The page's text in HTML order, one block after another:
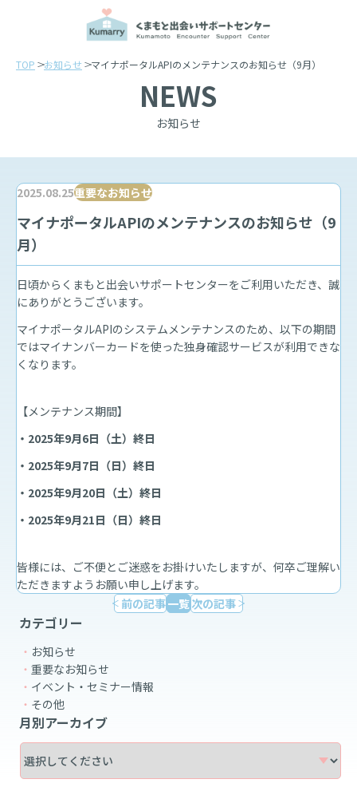
TOP お知らせ マイナポータルAPIのメンテナンスのお知らせ（9月）
NEWS
お知らせ
2025.08.25重要なお知らせ
マイナポータルAPIのメンテナンスのお知らせ（9
月）
日頃からくまもと出会いサポートセンターをご利用いただき、誠
にありがとうございます。
マイナポータルAPIのシステムメンテナンスのため、以下の期間
ではマイナンバーカードを使った独身確認サービスが利用できな
くなります。
【メンテナンス期間】
・2025年9月6日（土）終日
・2025年9月7日（日）終日
・2025年9月20日（土）終日
・2025年9月21日（日）終日
皆様には、ご不便とご迷惑をお掛けいたしますが、何卒ご理解い
ただきますようお願い申し上げます。
前の記事一覧次の記事
カテゴリー
お知らせ
重要なお知らせ
イベント・セミナー情報
その他
月別アーカイブ